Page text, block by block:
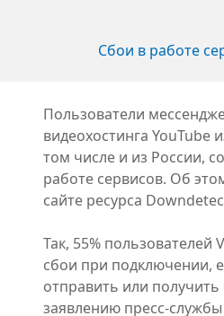
Сбои в работе
Пользователи
видеохостинга YouTube
том числе и из России,
работе сервисов. Об
сайте ресурса
Так, 55% пользователей
сбои при подключении,
отправить или
заявлению пресс-службы